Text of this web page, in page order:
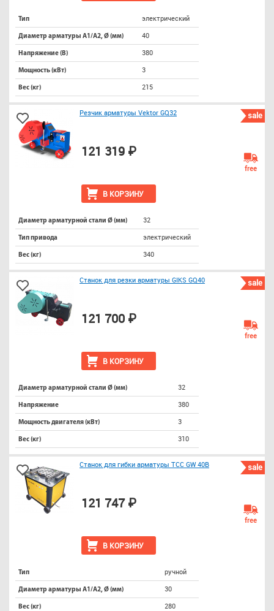
Тип электрический
Диаметр арматуры А1/А2, Ø (мм) 40
Напряжение (В) 380
Мощность (кВт) 3
Вес (кг) 215
sale
Резчик арматуры Vektor GQ32
В КОРЗИНУ
121 319 ₽
free
Диаметр арматурной стали Ø (мм) 32
Тип привода электрический
Вес (кг) 340
sale
Станок для резки арматуры GIKS GQ40
В КОРЗИНУ
121 700 ₽
free
Диаметр арматурной стали Ø (мм) 32
Напряжение 380
Мощность двигателя (кВт) 3
Вес (кг) 310
sale
Станок для гибки арматуры ТСС GW 40B
В КОРЗИНУ
121 747 ₽
free
Тип ручной
Диаметр арматуры А1/А2, Ø (мм) 30
Вес (кг) 280